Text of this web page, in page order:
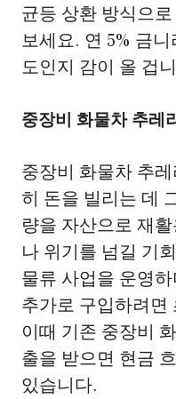
균등 상환 방식으
보세요. 연 5% 금
도인지 감이 올 겁
중장비 화물차 추레
중장비 화물차 추
히 돈을 빌리는 데
량을 자산으로 재
나 위기를 넘길 기
물류 사업을 운영
추가로 구입하려면
이때 기존 중장비
출을 받으면 현금
있습니다.